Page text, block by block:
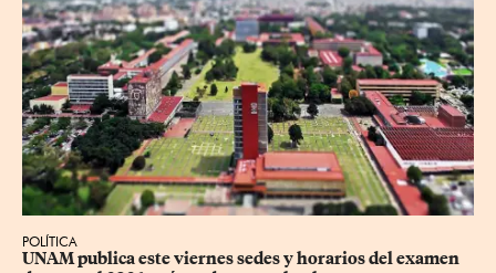
POLÍTICA
UNAM publica este viernes sedes y horarios del examen